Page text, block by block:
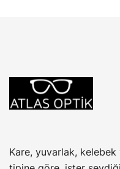
Kare, yuvarlak,